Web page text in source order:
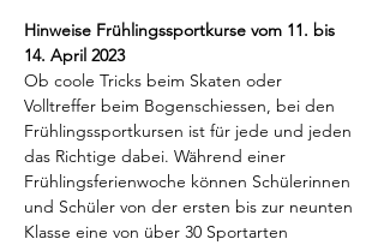
Hinweise Frühlingssportkurse vom 11. bis
14. April 2023
Ob coole Tricks beim Skaten oder
Volltreffer beim Bogenschiessen, bei den
Frühlingssportkursen ist für jede und jeden
das Richtige dabei. Während einer
Frühlingsferienwoche können Schülerinnen
und Schüler von der ersten bis zur neunten
Klasse eine von über 30 Sportarten